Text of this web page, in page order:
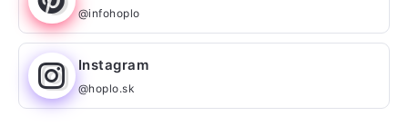
@infohoplo
Instagram
@hoplo.sk